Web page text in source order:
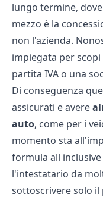
lungo termine,
mezzo è la
non l'azienda.
impiegata per
partita IVA o una
Di conseguenza
assicurati e avere
auto, come per i
momento sta
formula all inclusive
l'intestatario da
sottoscrivere solo il